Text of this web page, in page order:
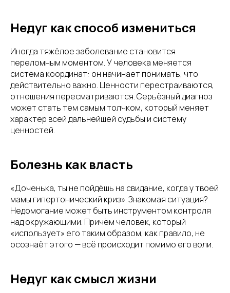
Недуг как способ измениться
Иногда тяжёлое заболевание становится
переломным моментом. У человека меняется
система координат: он начинает понимать, что
действительно важно. Ценности перестраиваются,
отношения пересматриваются. Серьёзный диагноз
может стать тем самым толчком, который меняет
характер всей дальнейшей судьбы и систему
ценностей.
Болезнь как власть
«Доченька, ты не пойдёшь на свидание, когда у твоей
мамы гипертонический криз». Знакомая ситуация?
Недомогание может быть инструментом контроля
над окружающими. Причём человек, который
«использует» его таким образом, как правило, не
осознаёт этого — всё происходит помимо его воли.
Недуг как смысл жизни